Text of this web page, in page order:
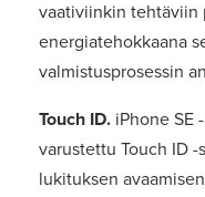
vaativiinkin tehtäviin
energiatehokkaana
valmistusprosessin
Touch ID. iPhone SE
varustettu Touch ID
lukituksen